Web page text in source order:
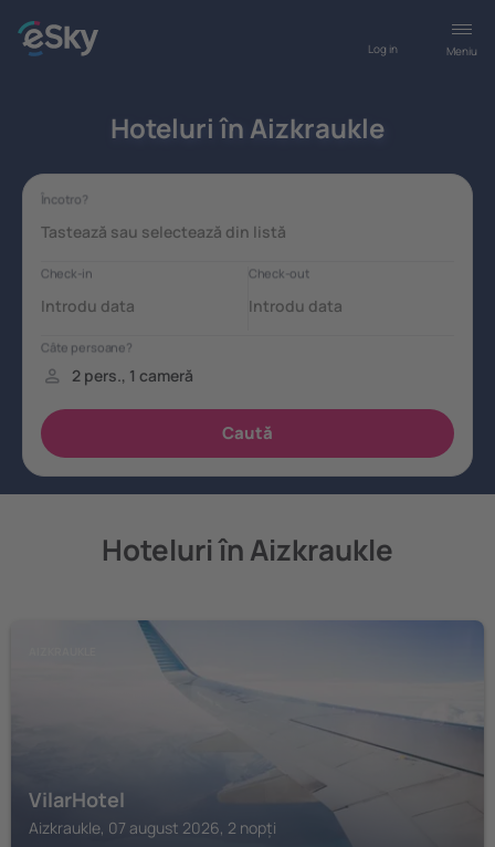
Meniu
Log in
Hoteluri în Aizkraukle
Hoteluri în Aizkraukle
VilarHotel
Aizkraukle, 07 august 2026, 2 nopți